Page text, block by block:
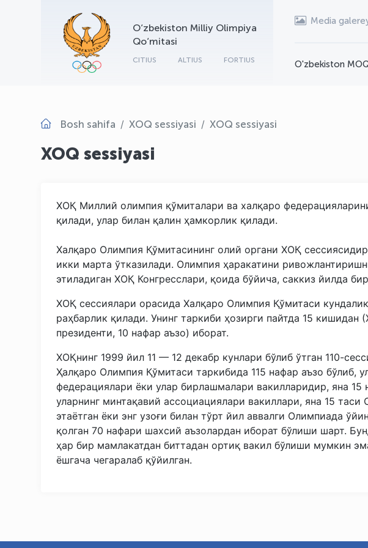
O‘zbekiston Milliy Olimpiya
Qo‘mitasi
CITIUS ALTIUS FORTIUS
Media
O'zbekiston
Bosh sahifa XOQ sessiyasi XOQ sessiyasi
XOQ sessiyasi
ХОҚ Миллий олимпия қўмиталари ва халқаро
қилади, улар билан қалин ҳамкорлик қилади.
Халқаро Олимпия Қўмитасининг олий органи ХОҚ
икки марта ўтказилади. Олимпия ҳаракатини
этиладиган ХОҚ Конгресслари, қоида бўйича, саккиз йилда
ХОҚ сессиялари орасида Халқаро Олимпия Қўмитаси
раҳбарлик қилади. Унинг таркиби ҳозирги пайтда 15
президенти, 10 нафар аъзо) иборат.
ХОҚнинг 1999 йил 11 — 12 декабр кунлари бўлиб ўтган 110-
Ҳалқаро Олимпия Қўмитаси таркибида 115 нафар аъзо бўлиб,
федерациялари ёки улар бирлашмалари вакилларидир, яна
уларнинг минтақавий ассоциациялари вакиллари, яна 15
этаётган ёки энг узоғи билан тўрт йил аввалги Олимпиада
қолган 70 нафари шахсий аъзолардан иборат бўлиши шарт.
ҳар бир мамлакатдан биттадан ортиқ вакил бўлиши мумкин
ёшгача чегаралаб қўйилган.